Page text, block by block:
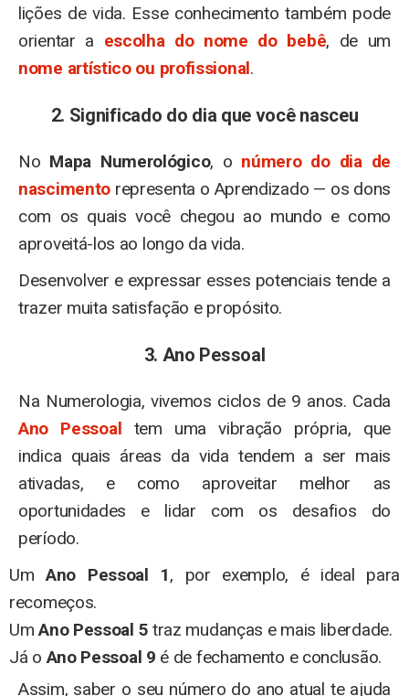
lições de vida. Esse conhecimento também pode
orientar a escolha do nome do bebê, de um
nome artístico ou profissional.
2. Significado do dia que você nasceu
No Mapa Numerológico, o número do dia de
nascimento representa o Aprendizado — os dons
com os quais você chegou ao mundo e como
aproveitá-los ao longo da vida.
Desenvolver e expressar esses potenciais tende a
trazer muita satisfação e propósito.
3. Ano Pessoal
Na Numerologia, vivemos ciclos de 9 anos. Cada
Ano Pessoal tem uma vibração própria, que
indica quais áreas da vida tendem a ser mais
ativadas, e como aproveitar melhor as
oportunidades e lidar com os desafios do
período.
UmAno Pessoal 1, por exemplo, é ideal para
recomeços.
UmAno Pessoal 5 traz mudanças e mais liberdade.
Já oAno Pessoal 9 é de fechamento e conclusão.
Assim, saber o seu número do ano atual te ajuda